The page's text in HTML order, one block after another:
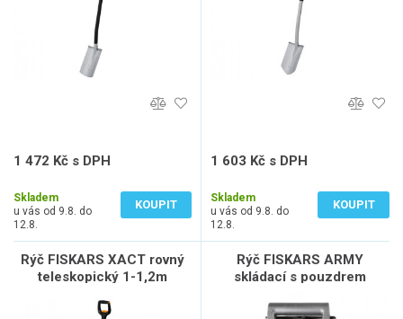
1 472 Kč s DPH
Skladem
u vás od 9.8. do
12.8.
KOUPIT
1 603 Kč s DPH
Skladem
u vás od 9.8. do
12.8.
KOUPIT
Rýč FISKARS XACT rovný
teleskopický 1-1,2m
Rýč FISKARS ARMY
skládací s pouzdrem